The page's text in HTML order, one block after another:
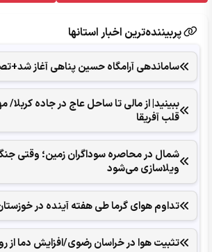
پربیننده‌ترین اخبار استانها
ساماندهی آرامگاه حسین پناهی آغاز
ببینید| از مالی تا ساحل عاج در جاده کربلا/
قلب آفریقا
شمال در محاصره سوداگران زمین؛ وقتی
ویلاسازی می‌شود
تداوم هوای گرما طی هفته آینده در
تثبیت هوا در خراسان رضوی/افزایش دما از